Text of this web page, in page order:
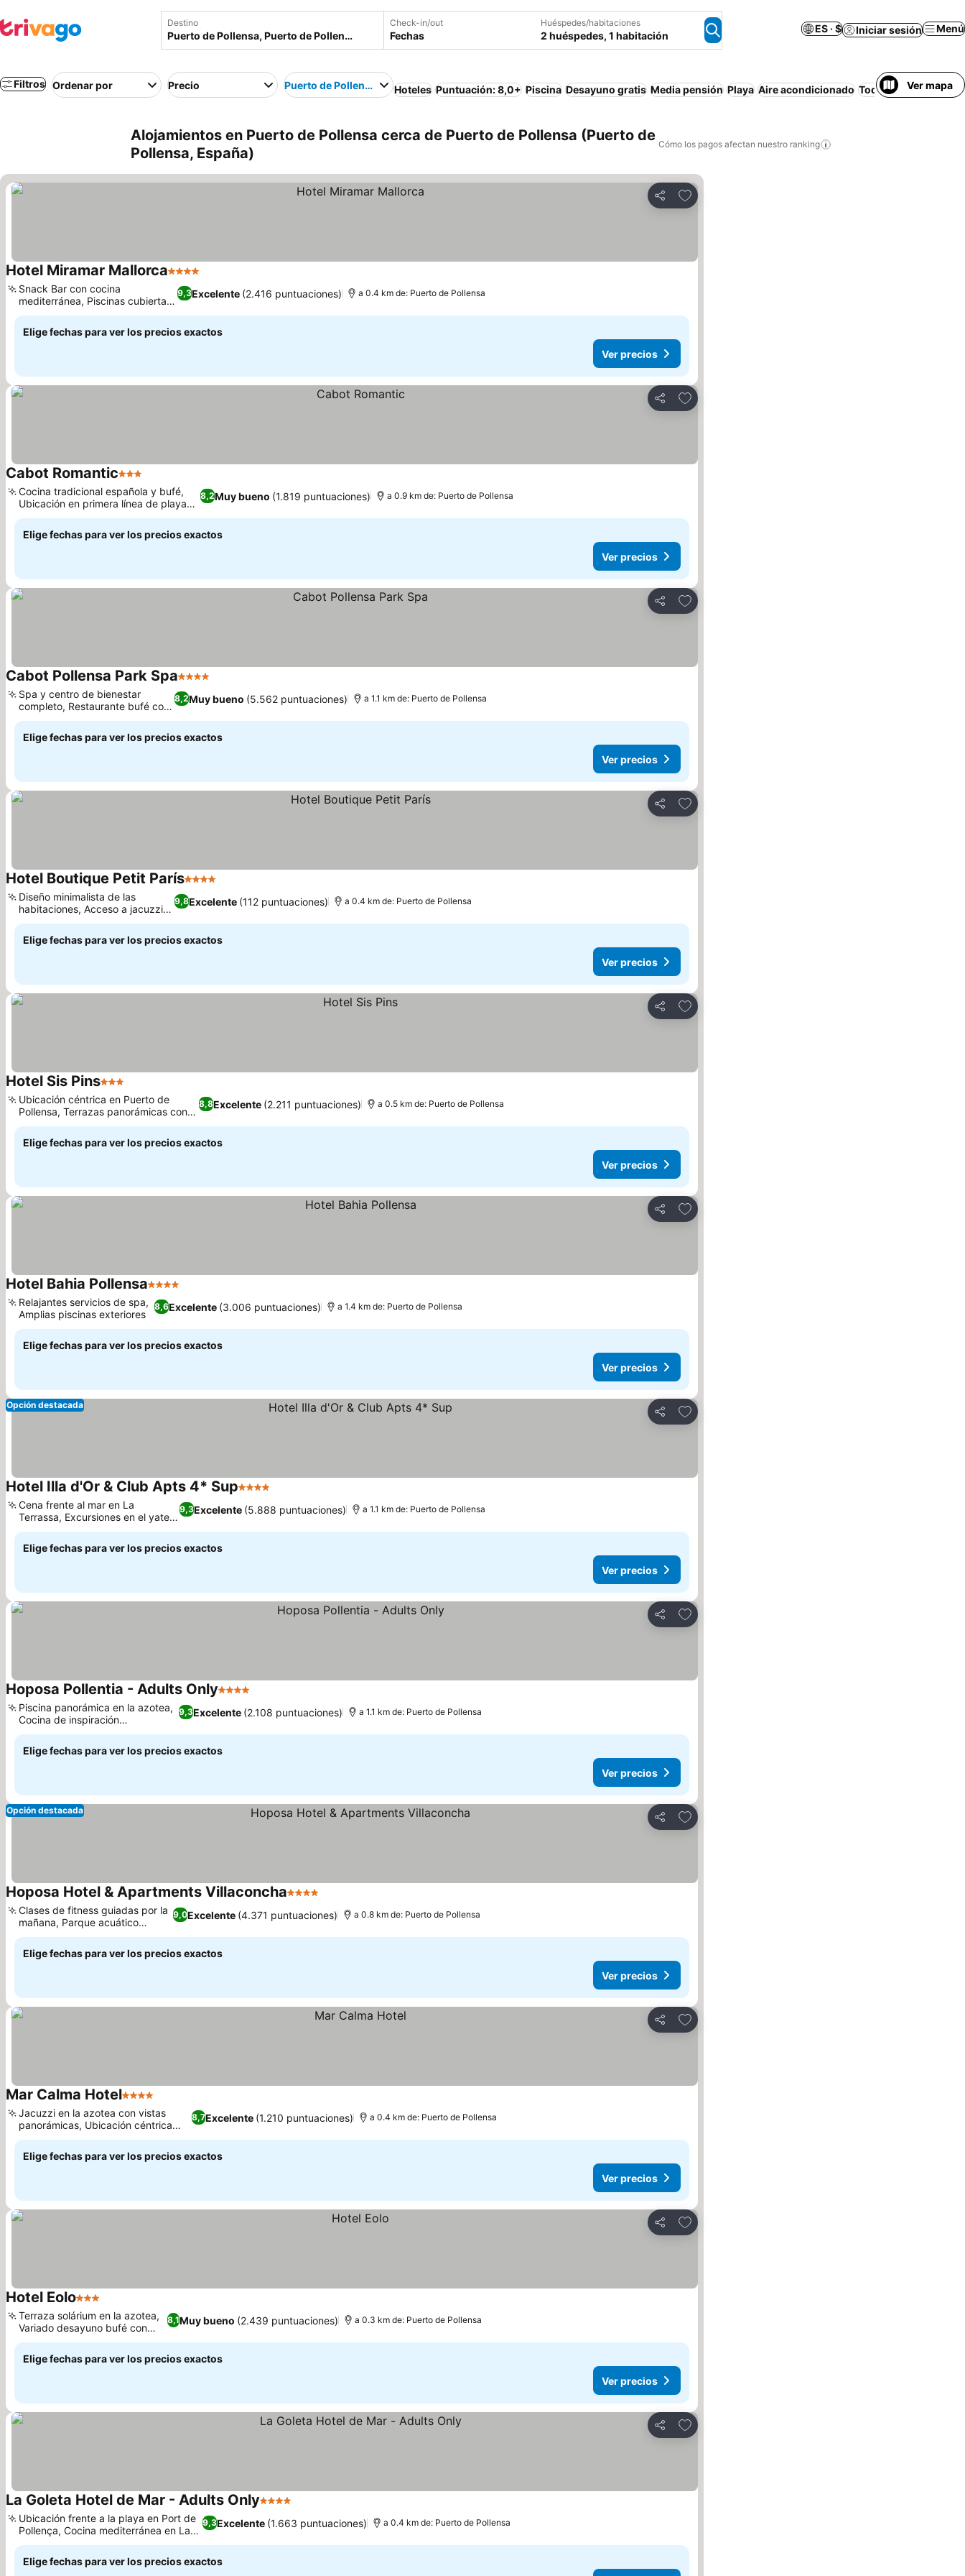
Destino Check-in/out
Fechas
Huéspedes/habitaciones
2 huéspedes, 1 habitación
ES · $ Iniciar sesión Menú
Filtros Ordenar por Precio Puerto de Pollensa Hoteles Puntuación: 8,0+ Piscina Desayuno gratis Media pensión Playa Aire acondicionado Todo incluidoVer mapa
Alojamientos en Puerto de Pollensa cerca de Puerto de Pollensa (Puerto de
Pollensa, España)
Cómo los pagos afectan nuestro ranking
Compartir
Agregar a favoritos
Hotel Miramar Mallorca4 Estrellas
9,3Excelente (2.416 puntuaciones)
Snack Bar con cocina
mediterránea, Piscinas cubiertas
y al aire libre
a 0.4 km de: Puerto de Pollensa
Elige fechas para ver los precios exactos
Ver precios
Compartir
Agregar a favoritos
Cabot Romantic3 Estrellas
8,2Muy bueno (1.819 puntuaciones)
Cocina tradicional española y bufé,
Ubicación en primera línea de playa
en Tamarells
a 0.9 km de: Puerto de Pollensa
Elige fechas para ver los precios exactos
Ver precios
Compartir
Agregar a favoritos
Cabot Pollensa Park Spa4 Estrellas
8,2Muy bueno (5.562 puntuaciones)
Spa y centro de bienestar
completo, Restaurante bufé con
variedad
a 1.1 km de: Puerto de Pollensa
Elige fechas para ver los precios exactos
Ver precios
Compartir
Agregar a favoritos
Hotel Boutique Petit París4 Estrellas
9,8Excelente (112 puntuaciones)
Diseño minimalista de las
habitaciones, Acceso a jacuzzi
exterior
a 0.4 km de: Puerto de Pollensa
Elige fechas para ver los precios exactos
Ver precios
Compartir
Agregar a favoritos
Hotel Sis Pins3 Estrellas
8,8Excelente (2.211 puntuaciones)
Ubicación céntrica en Puerto de
Pollensa, Terrazas panorámicas con
vistas al mar
a 0.5 km de: Puerto de Pollensa
Elige fechas para ver los precios exactos
Ver precios
Compartir
Agregar a favoritos
Hotel Bahia Pollensa4 Estrellas
8,6Excelente (3.006 puntuaciones)
Relajantes servicios de spa,
Amplias piscinas exteriores
a 1.4 km de: Puerto de Pollensa
Elige fechas para ver los precios exactos
Ver precios
Compartir
Agregar a favoritos
Opción destacada
Hotel Illa d'Or & Club Apts 4* Sup4 Estrellas
9,3Excelente (5.888 puntuaciones)
Cena frente al mar en La
Terrassa, Excursiones en el yate
Isabel María
a 1.1 km de: Puerto de Pollensa
Elige fechas para ver los precios exactos
Ver precios
Compartir
Agregar a favoritos
Hoposa Pollentia - Adults Only4 Estrellas
9,3Excelente (2.108 puntuaciones)
Piscina panorámica en la azotea,
Cocina de inspiración
mediterránea
a 1.1 km de: Puerto de Pollensa
Elige fechas para ver los precios exactos
Ver precios
Compartir
Agregar a favoritos
Opción destacada
Hoposa Hotel & Apartments Villaconcha4 Estrellas
9,0Excelente (4.371 puntuaciones)
Clases de fitness guiadas por la
mañana, Parque acuático
familiar
a 0.8 km de: Puerto de Pollensa
Elige fechas para ver los precios exactos
Ver precios
Compartir
Agregar a favoritos
Mar Calma Hotel4 Estrellas
8,7Excelente (1.210 puntuaciones)
Jacuzzi en la azotea con vistas
panorámicas, Ubicación céntrica
privilegiada
a 0.4 km de: Puerto de Pollensa
Elige fechas para ver los precios exactos
Ver precios
Compartir
Agregar a favoritos
Hotel Eolo3 Estrellas
8,1Muy bueno (2.439 puntuaciones)
Terraza solárium en la azotea,
Variado desayuno bufé con
cava
a 0.3 km de: Puerto de Pollensa
Elige fechas para ver los precios exactos
Ver precios
Compartir
Agregar a favoritos
La Goleta Hotel de Mar - Adults Only4 Estrellas
9,3Excelente (1.663 puntuaciones)
Ubicación frente a la playa en Port de
Pollença, Cocina mediterránea en La
Cafetería
a 0.4 km de: Puerto de Pollensa
Elige fechas para ver los precios exactos